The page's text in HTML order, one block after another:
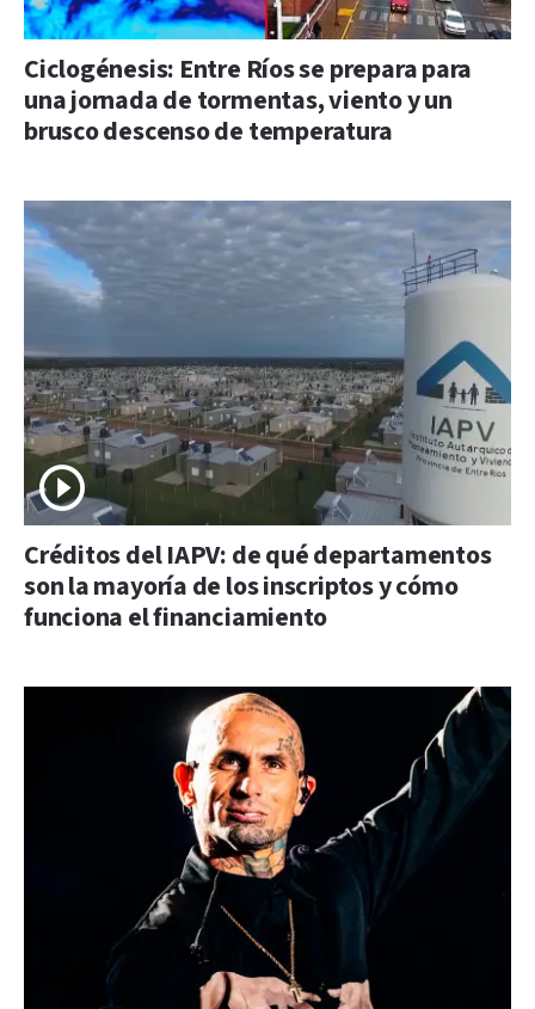
Ciclogénesis: Entre Ríos se prepara para
una jornada de tormentas, viento y un
brusco descenso de temperatura
Créditos del IAPV: de qué departamentos
son la mayoría de los inscriptos y cómo
funciona el financiamiento